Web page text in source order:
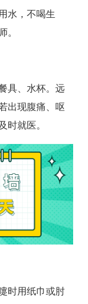
水，不喝生
。
具、水杯。远
出现腹痛、呕
时就医。
时用纸巾或肘